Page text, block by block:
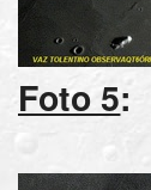
Foto 5: